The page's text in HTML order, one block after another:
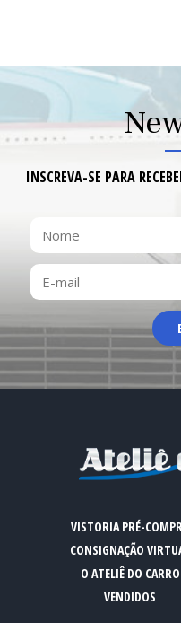
INSCREVA-SE PARA
NOME
E-
MAIL
VISTORIA PRÉ-
CONSIGNAÇÃO
O ATELIÊ DO CARRO
VENDIDOS